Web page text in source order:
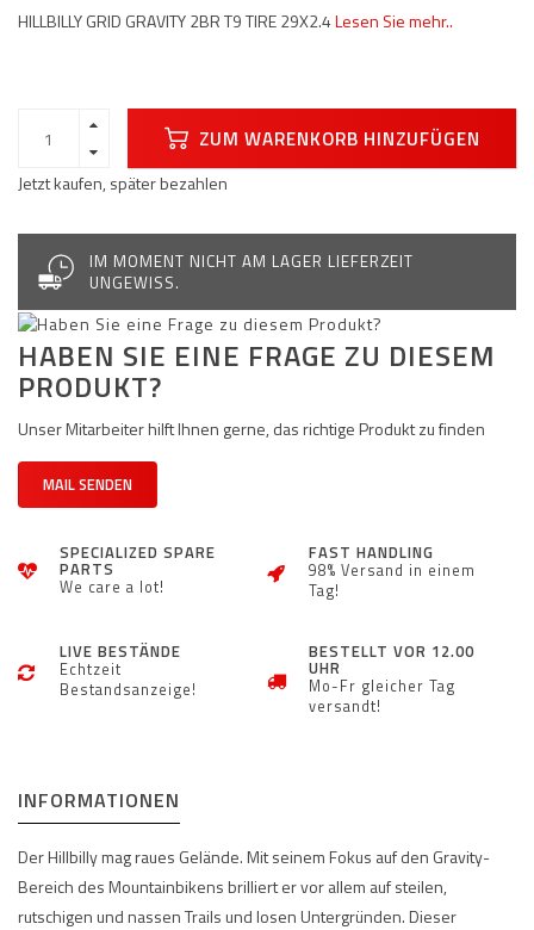
HILLBILLY GRID GRAVITY 2BR T9 TIRE 29X2.4Lesen Sie mehr..
ZUM WARENKORB HINZUFÜGEN
Jetzt kaufen, später bezahlen
IM MOMENT NICHT AM LAGER LIEFERZEIT
UNGEWISS.
HABEN SIE EINE FRAGE ZU DIESEM
PRODUKT?
Unser Mitarbeiter hilft Ihnen gerne, das richtige Produkt zu finden
MAIL SENDEN
SPECIALIZED SPARE
PARTS
We care a lot!
FAST HANDLING
98% Versand in einem
Tag!
LIVE BESTÄNDE
Echtzeit
Bestandsanzeige!
BESTELLT VOR 12.00
UHR
Mo-Fr gleicher Tag
versandt!
INFORMATIONEN
Der Hillbilly mag raues Gelände. Mit seinem Fokus auf den Gravity-
Bereich des Mountainbikens brilliert er vor allem auf steilen,
rutschigen und nassen Trails und losen Untergründen. Dieser